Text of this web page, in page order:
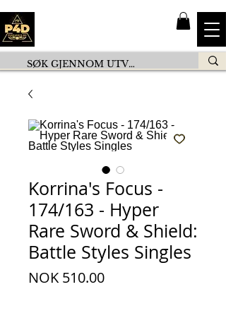
Korrina's Focus -
174/163 - Hyper
Rare Sword & Shield:
Battle Styles Singles
NOK 510.00Price